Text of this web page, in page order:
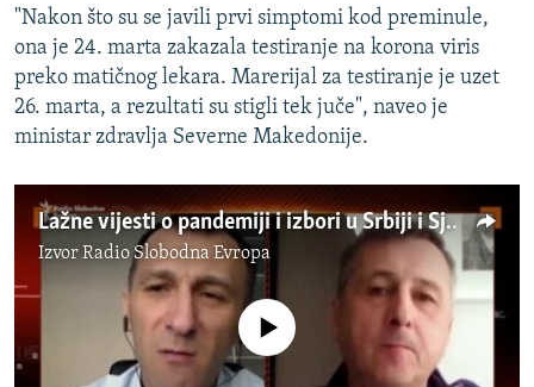
"Nakon što su se javili prvi simptomi kod preminule,
ona je 24. marta zakazala testiranje na korona viris
preko matičnog lekara. Marerijal za testiranje je uzet
26. marta, a rezultati su stigli tek juče", naveo je
ministar zdravlja Severne Makedonije.
Lažne vijesti o pandemiji i izbori u Srbiji i Sjevernoj Makedoniji
IzvorRadio Slobodna Evropa
No media source currently available